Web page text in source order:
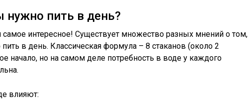
нужно пить в день?
самое интересное! Существует множество разных мнений о том,
в день. Классическая формула – 8 стаканов (около 2
начало, но на самом деле потребность в воде у каждого
влияют: